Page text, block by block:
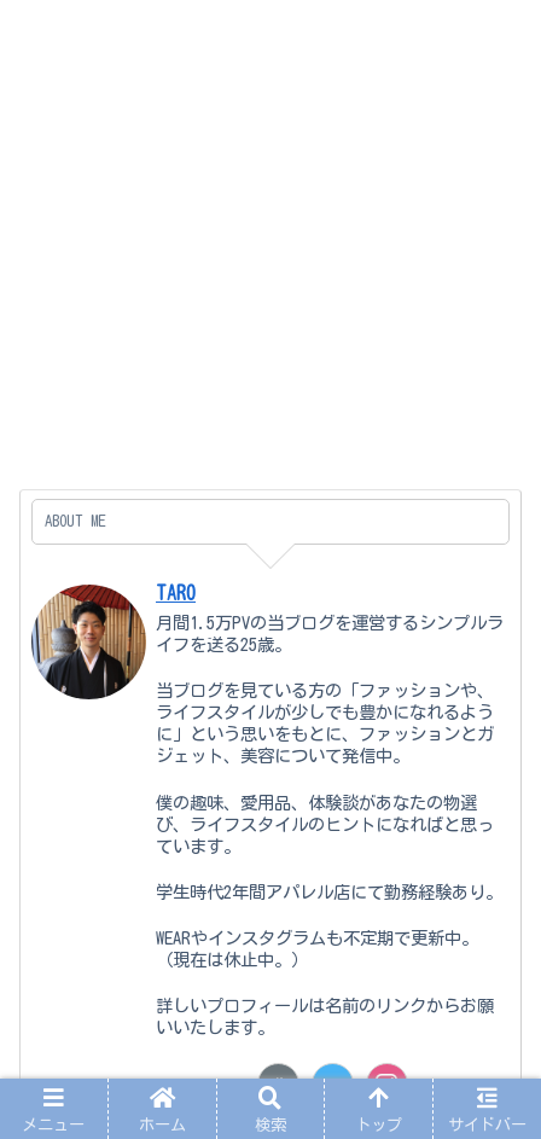
ABOUT ME
TARO
月間1.5万PVの当ブログを運営するシンプルラ
イフを送る25歳。
当ブログを見ている方の「ファッションや、
ライフスタイルが少しでも豊かになれるよう
に」という思いをもとに、ファッションとガ
ジェット、美容について発信中。
僕の趣味、愛用品、体験談があなたの物選
び、ライフスタイルのヒントになればと思っ
ています。
学生時代2年間アパレル店にて勤務経験あり。
WEARやインスタグラムも不定期で更新中。
（現在は休止中。）
詳しいプロフィールは名前のリンクからお願
いいたします。
メニュー ホーム 検索 トップ サイドバー